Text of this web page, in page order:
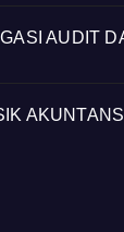
AUDIT